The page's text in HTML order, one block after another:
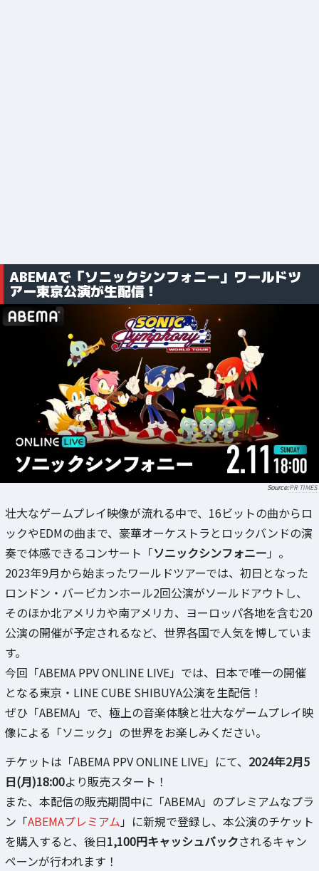
ABEMAで「ソニックシンフォニー」ワールドツ
アー東京公演が生配信！
PR TIMES
壮大なゲームプレイ映像が流れる中で、16ビットの曲からロ
ックやEDMの曲まで、豪華オーケストラとロックバンドの演
奏で体感できるコンサート「ソニックシンフォニー 」。
2023年9月から始まったワールドツアーでは、初日となった
ロンドン・バービカンホール2回公演がソールドアウトし、
そのほか北アメリカや南アメリカ、ヨーロッパ各地を含む20
公演の開催が予定されるなど、世界各国で人気を博していま
す。
今回「ABEMA PPV ONLINE LIVE」では、日本で唯一の開催
となる東京・LINE CUBE SHIBUYA公演を生配信！
ぜひ「ABEMA」で、極上の音楽体験と壮大なゲームプレイ映
像による「ソニック」の世界をお楽しみください。
チケットは「ABEMA PPV ONLINE LIVE」にて、 2024年2月5
日(月)18:00より販売スタート！
また、本配信の販売期間中に「ABEMA」のプレミアムなプラ
ン「ABEMAプレミアム 」に新規で登録し、本公演のチケット
を購入すると、後日1,100円キャッシュバックされるキャン
ペーンが行われます！